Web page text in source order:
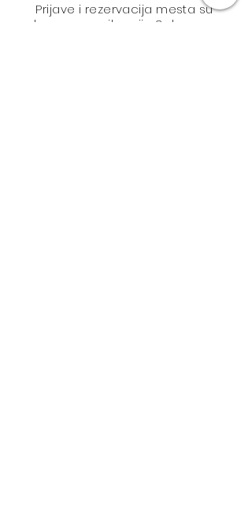
Prijave i rezervacija mesta su
obavezne, najkasnije 3 dana pre